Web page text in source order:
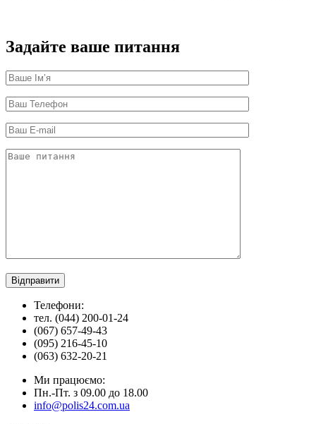
Задайте ваше питання
Телефони:
тел. (044) 200-01-24
(067) 657-49-43
(095) 216-45-10
(063) 632-20-21
Ми працюємо:
Пн.-Пт. з 09.00 до 18.00
info@polis24.com.ua